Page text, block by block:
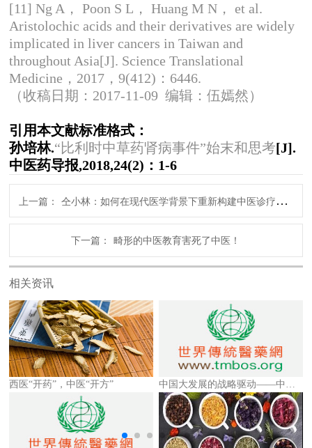
[11] Ng A， Poon S L， Huang M N， et al.
Aristolochic acids and their derivatives are widely
implicated in liver cancers in Taiwan and
throughout Asia[J]. Science Translational
Medicine，2017，9(412)：6446.
（收稿日期：2017-11-09 编辑：伍嫣然）
引用本文献标准格式：
孙培林.“比利时中草药肾病事件”始末和思考[J].
中医药导报,2018,24(2)：1-6
上一篇： 仝小林：如何在现代医学背景下重新构建中医诊疗体系
下一篇： 畸形的中医教育害死了中医！
相关资讯
西医“开药”，中医“开方”